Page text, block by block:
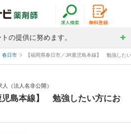
の提供に努めます。
春日市 【福岡県春日市／JR鹿児島本線】 勉強した
（法人名非公開）
児島本線】 勉強したい方にお